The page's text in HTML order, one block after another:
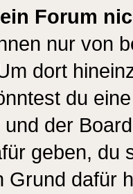
Forum
nur von
dort
du
der
geben, du
Grund dafür